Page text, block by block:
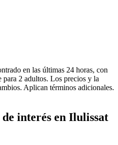
en las últimas 24 horas, con
para 2 adultos. Los precios y la
Aplican términos adicionales.
interés en Ilulissat